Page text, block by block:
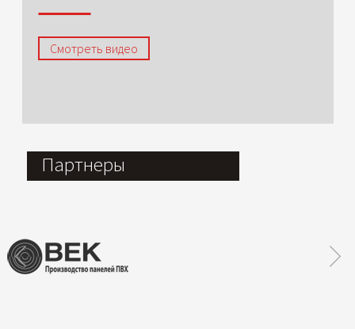
Смотреть видео
Партнеры